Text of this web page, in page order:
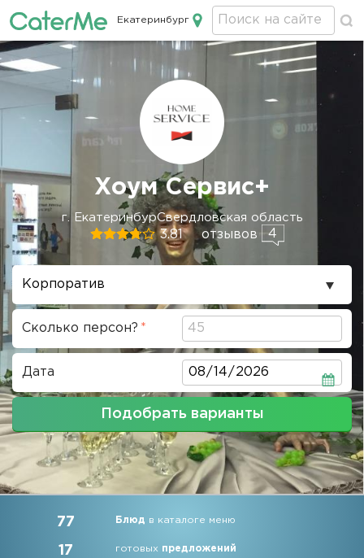
Кейтеринг в Екатеринбурге
Екатеринбург
Строка
навигации
Хоум Сервис+
г. ЕкатеринбурСвердловская область
3.81 отзывов 4
Повод
проведения
Сколько персон?
Дата Дата
Подобрать варианты
77 Блюд в каталоге меню
17 готовых предложений